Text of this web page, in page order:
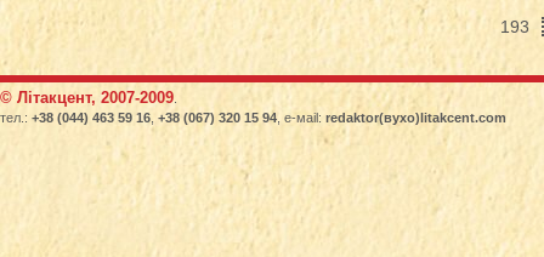
193
© Літакцент, 2007-2009
тел.: +38 (044) 463 59 16 +38 (067) 320 15 94 , е-маіl: redaktor(вухо)litakcent.com